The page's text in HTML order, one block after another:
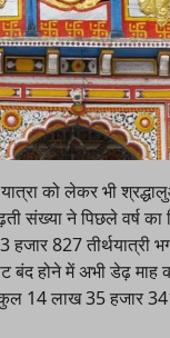
को लेकर भी
संख्या ने पिछले वर्ष का
827 तीर्थयात्री
होने में अभी डेढ़ माह
14 लाख 35 हजार 341